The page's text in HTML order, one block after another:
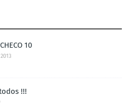
10
!!!